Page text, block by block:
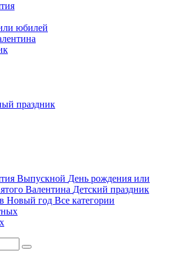
юбилей
праздник
Выпускной День рождения или
Валентина Детский праздник
Новый год Все категории